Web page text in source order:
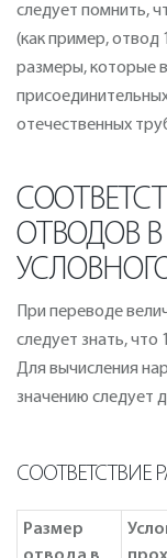
следует помнить,
(как пример,
размеры, которые
отечественных
ОТВОДОВ
При переводе
следует знать, что
Для вычисления
значению следует
СООТВЕТСТВИЕ
Размер